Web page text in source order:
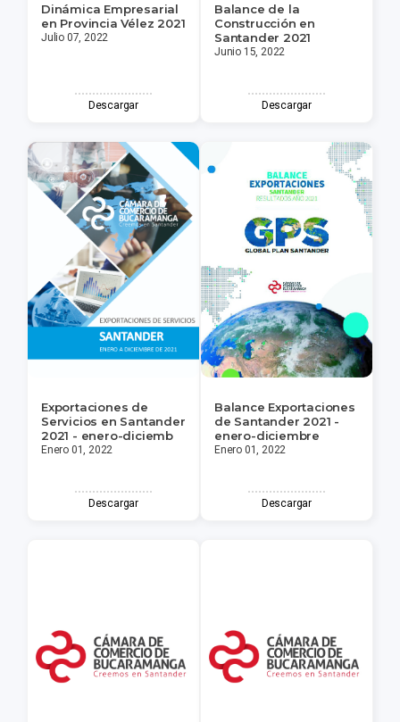
Dinámica Empresarial
en Provincia Vélez 2021
Julio 07, 2022
Descargar
Balance de la
Construcción en
Santander 2021
Junio 15, 2022
Descargar
Exportaciones de
Servicios en Santander
2021 - enero-diciemb
Enero 01, 2022
Descargar
Balance Exportaciones
de Santander 2021 -
enero-diciembre
Enero 01, 2022
Descargar